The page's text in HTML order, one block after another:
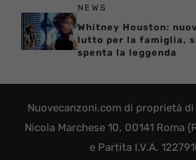
NEWS
Whitney Houston:
lutto per la famiglia,
spenta la leggenda
Nuovecanzoni.com di proprietà di
Nicola Marchese 10, 00141 Roma
e Partita I.V.A.